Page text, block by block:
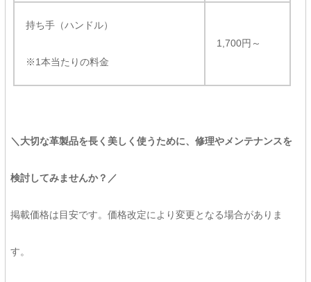
持ち手（ハンドル）
※1本当たりの料金
1,700円～
＼大切な革製品を長く美しく使うために、修理やメンテナンスを
検討してみませんか？／
掲載価格は目安です。価格改定により変更となる場合がありま
す。